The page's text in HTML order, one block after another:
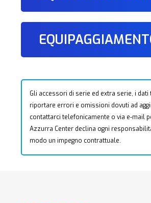
Gli accessori di serie ed extra serie, i
riportare errori e omissioni dovuti ad
contattarci telefonicamente o via e-mail
Azzurra Center declina ogni
modo un impegno contrattuale.